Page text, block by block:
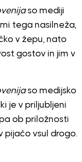
so mediji
tega nasilneža,
v žepu, nato
gostov in jim v
so medijsko
je v priljubljeni
ob priložnosti
pijačo vsul drogo.